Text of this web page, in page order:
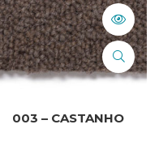
003 – CASTANHO